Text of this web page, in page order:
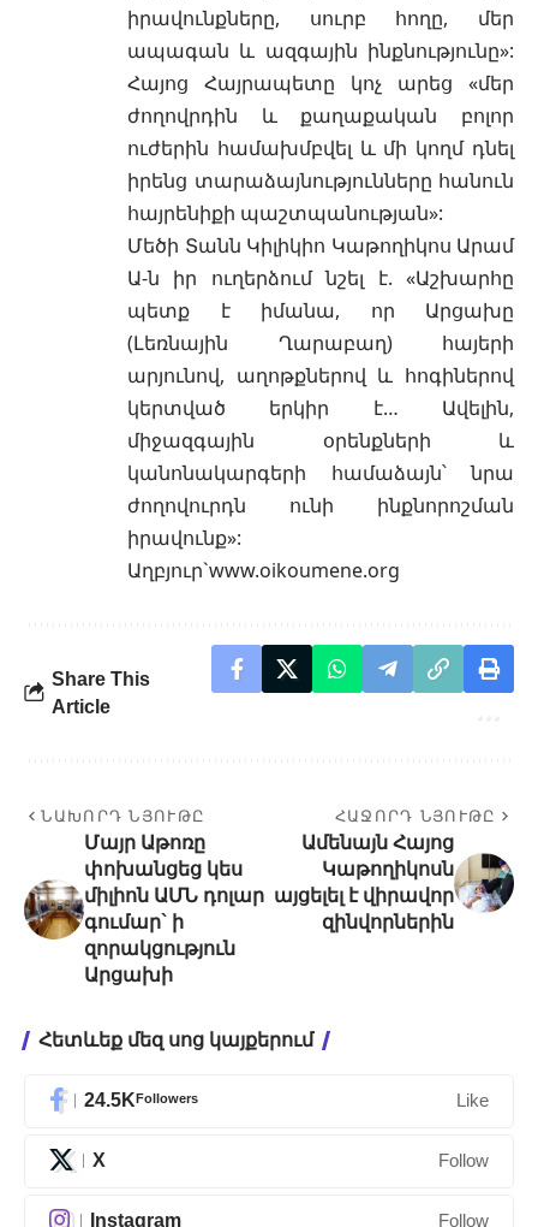
իրավունքները, սուրբ հողը, մեր
ապագան և ազգային ինքնությունը»:
Հայոց Հայրապետը կոչ արեց «մեր
ժողովրդին և քաղաքական բոլոր
ուժերին համախմբվել և մի կողմ դնել
իրենց տարաձայնությունները հանուն
հայրենիքի պաշտպանության»:
Մեծի Տանն Կիլիկիո Կաթողիկոս Արամ
Ա-ն իր ուղերձում նշել է. «Աշխարհը
պետք է իմանա, որ Արցախը
(Լեռնային Ղարաբաղ) հայերի
արյունով, աղոթքներով և հոգիներով
կերտված երկիր է… Ավելին,
միջազգային օրենքների և
կանոնակարգերի համաձայն՝ նրա
ժողովուրդն ունի ինքնորոշման
իրավունք»:
Աղբյուր`www.oikoumene.org
Share This
Article
ՆԱԽՈՐԴ ՆՅՈՒԹԸ
Մայր Աթոռը
փոխանցեց կես
միլիոն ԱՄՆ դոլար
գումար` ի
զորակցություն
Արցախի
ՀԱՋՈՐԴ ՆՅՈՒԹԸ
Ամենայն Հայոց
Կաթողիկոսն
այցելել է վիրավոր
զինվորներին
Հետևեք մեզ սոց կայքերում
24.5KFollowers Like
X Follow
Instagram Follow